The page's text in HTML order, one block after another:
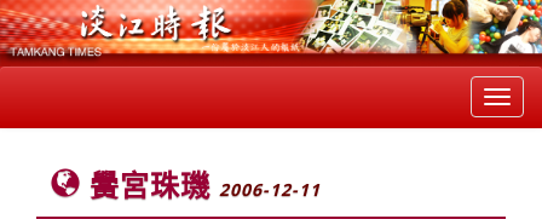
黌宮珠璣 2006-12-11